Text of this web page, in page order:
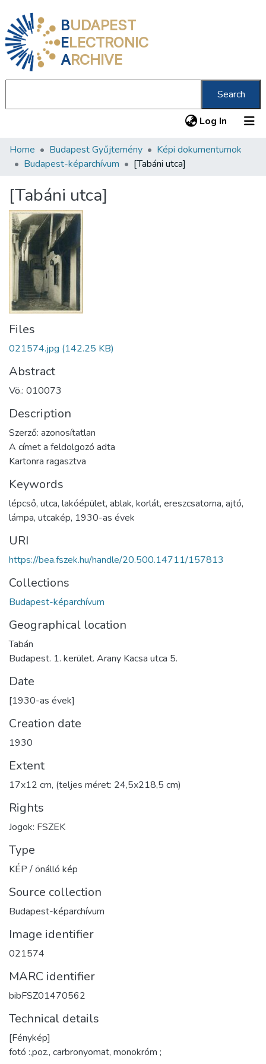
BUDAPEST
ELECTRONIC
ARCHIVE
Search
Log In (current)
Communities & Collections
Statistics
About us
Home Budapest Gyűjtemény
Képi dokumentumok
Budapest-képarchívum
[Tabáni utca]
[Tabáni utca]
Files
021574.jpg (142.25 KB)
Abstract
Vö.: 010073
Description
Szerző: azonosítatlan
A címet a feldolgozó adta
Kartonra ragasztva
Keywords
lépcső, utca, lakóépület, ablak, korlát, ereszcsatorna, ajtó,
lámpa, utcakép, 1930-as évek
URI
https://bea.fszek.hu/handle/20.500.14711/157813
Collections
Budapest-képarchívum
Geographical location
Tabán
Budapest. 1. kerület. Arany Kacsa utca 5.
Date
[1930-as évek]
Creation date
1930
Extent
17x12 cm, (teljes méret: 24,5x218,5 cm)
Rights
Jogok: FSZEK
Type
KÉP / önálló kép
Source collection
Budapest-képarchívum
Image identifier
021574
MARC identifier
bibFSZ01470562
Technical details
[Fénykép]
fotó :,poz., carbronyomat, monokróm ;